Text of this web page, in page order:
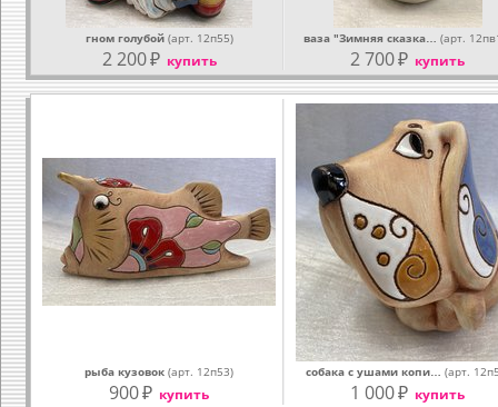
гном голубой (арт. 12п55)
2 200₽ купить
ваза "Зимняя сказка… (арт.
2 700₽ купить
рыба кузовок (арт. 12п53)
900₽ купить
собака с ушами копи… (арт.
1 000₽ купить